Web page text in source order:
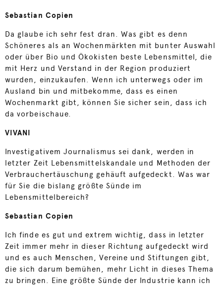
Sebastian Copien
Da glaube ich sehr fest dran. Was gibt es denn
Schöneres als an Wochenmärkten mit bunter Auswahl
oder über Bio und Ökokisten beste Lebensmittel, die
mit Herz und Verstand in der Region produziert
wurden, einzukaufen. Wenn ich unterwegs oder im
Ausland bin und mitbekomme, dass es einen
Wochenmarkt gibt, können Sie sicher sein, dass ich
da vorbeischaue.
VIVANI
Investigativem Journalismus sei dank, werden in
letzter Zeit Lebensmittelskandale und Methoden der
Verbrauchertäuschung gehäuft aufgedeckt. Was war
für Sie die bislang größte Sünde im
Lebensmittelbereich?
Sebastian Copien
Ich finde es gut und extrem wichtig, dass in letzter
Zeit immer mehr in dieser Richtung aufgedeckt wird
und es auch Menschen, Vereine und Stiftungen gibt,
die sich darum bemühen, mehr Licht in dieses Thema
zu bringen. Eine größte Sünde der Industrie kann ich